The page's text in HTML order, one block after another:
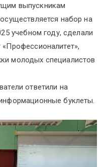
выпускникам
набор на
учебном году, сделали
молодых специалистов
ответили на
буклеты.